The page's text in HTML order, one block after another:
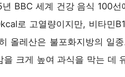
BBC 세계 건강 음식 100
로 고열량이지만, 비타민
올레산은 불포화지방의 일
을 크게 높여 과식을 막는 데